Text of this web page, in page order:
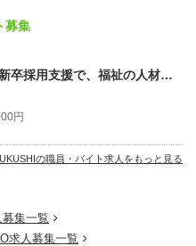
募集
福祉業界に特化した新卒採用支援で、福祉の人材確保を行う事務局スタッフを大募集！！
円
の職員・バイト求人をもっと見る
集一覧
求人募集一覧